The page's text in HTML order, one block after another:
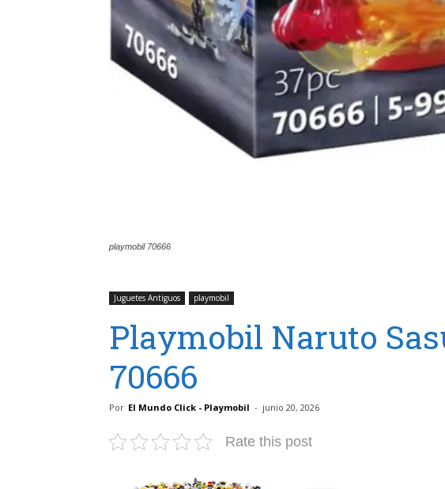
playmobil 70666
Juguetes Antiguos playmobil
Playmobil Naruto
70666
Por El Mundo Click - Playmobil - junio 20, 2026
Rate this post